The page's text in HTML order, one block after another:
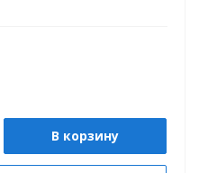
В корзину